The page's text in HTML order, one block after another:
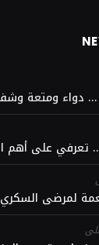
دواء ومتعة
على أهم
لمرضى السكري